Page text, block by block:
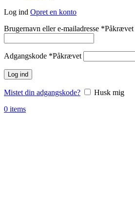
Log ind Opret en konto
Brugernavn eller e-mailadresse *Påkrævet
Adgangskode *Påkrævet
Log ind
Mistet din adgangskode?
Husk mig
0 items